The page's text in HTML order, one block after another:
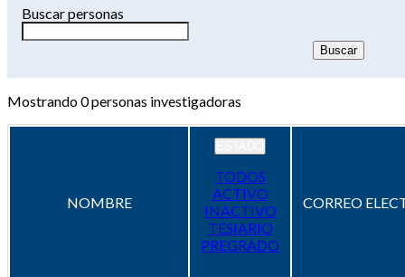
Buscar personas
Mostrando0personas investigadoras
NOMBRE
TODOS
ACTIVO
INACTIVO
TESIARIO
PREGRADO
CORREO